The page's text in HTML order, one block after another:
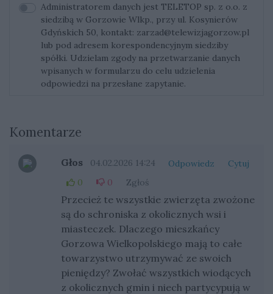
Administratorem danych jest TELETOP sp. z o.o. z
siedzibą w Gorzowie Wlkp., przy ul. Kosynierów
Gdyńskich 50, kontakt: zarzad@telewizjagorzow.pl
lub pod adresem korespondencyjnym siedziby
spółki. Udzielam zgody na przetwarzanie danych
wpisanych w formularzu do celu udzielenia
odpowiedzi na przesłane zapytanie.
Komentarze
Głos 04.02.2026 14:24 Odpowiedz
Cytuj
0
0 Zgłoś
Przecież te wszystkie zwierzęta zwożone
są do schroniska z okolicznych wsi i
miasteczek. Dlaczego mieszkańcy
Gorzowa Wielkopolskiego mają to całe
towarzystwo utrzymywać ze swoich
pieniędzy? Zwołać wszystkich wiodących
z okolicznych gmin i niech partycypują w